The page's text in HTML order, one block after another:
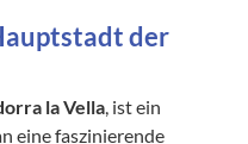
der
la Vella, ist ein
eine faszinierende